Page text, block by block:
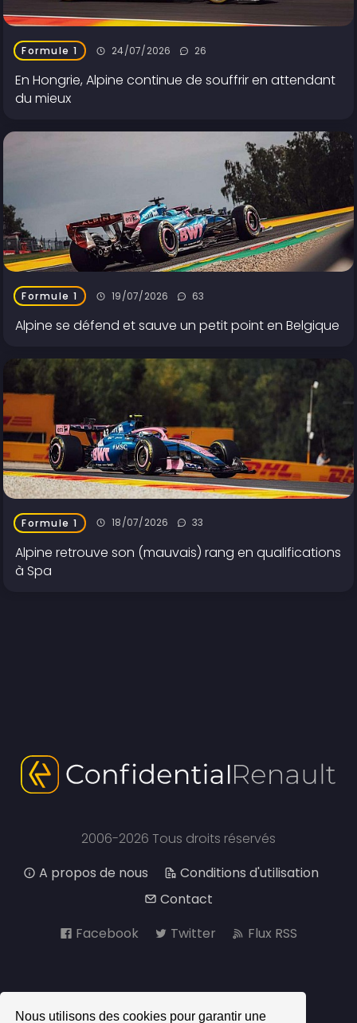
Nous utilisons des cookies pour garantir une
Formule 1 24/07/2026 26
En Hongrie, Alpine continue de souffrir en attendant
du mieux
Formule 1 19/07/2026 63
Alpine se défend et sauve un petit point en Belgique
Formule 1 18/07/2026 33
Alpine retrouve son (mauvais) rang en qualifications
à Spa
2006-2026 Tous droits réservés
A propos de nous
Conditions d'utilisation
Contact
Facebook
Twitter Flux RSS